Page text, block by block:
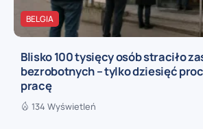
BELGIA
Blisko 100 tysięcy osób straciło
bezrobotnych – tylko dziesięć
pracę
134 Wyświetleń